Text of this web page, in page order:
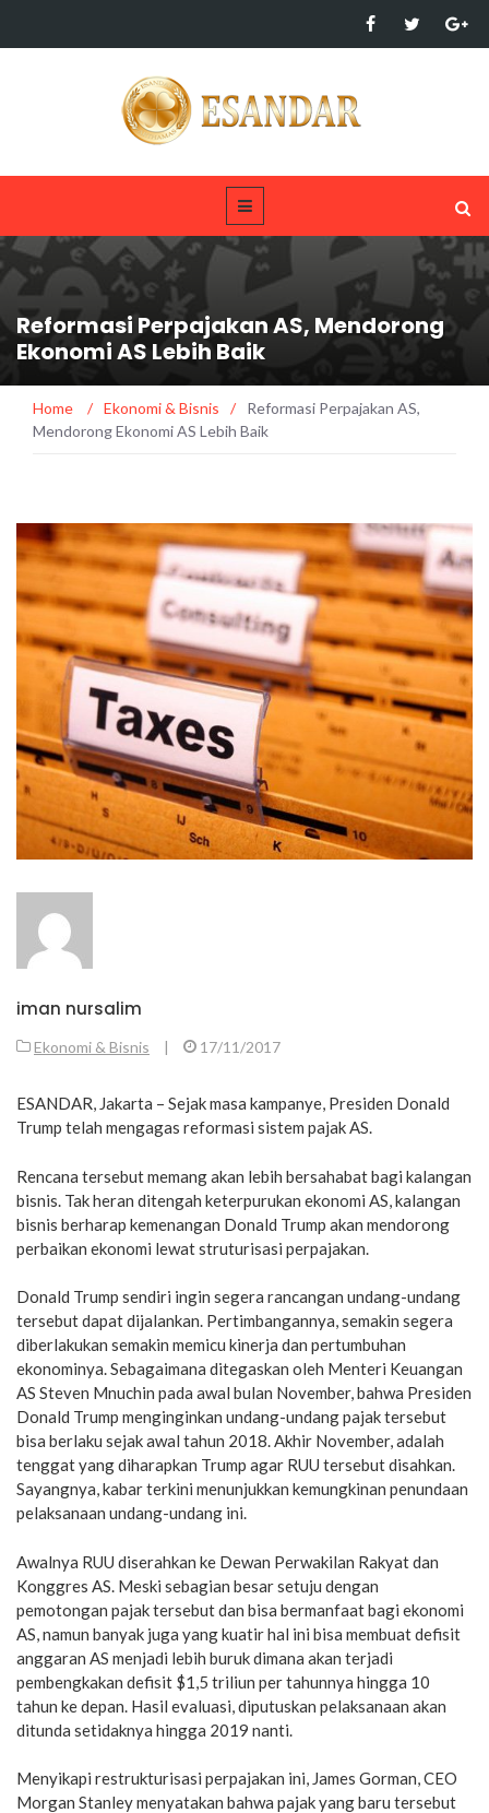
Reformasi Perpajakan AS, Mendorong
Ekonomi AS Lebih Baik
Home / Ekonomi & Bisnis /
Reformasi Perpajakan AS,
Mendorong Ekonomi AS Lebih Baik
iman nursalim
Ekonomi & Bisnis | 17/11/2017
ESANDAR, Jakarta – Sejak masa kampanye, Presiden Donald
Trump telah mengagas reformasi sistem pajak AS.
Rencana tersebut memang akan lebih bersahabat bagi kalangan
bisnis. Tak heran ditengah keterpurukan ekonomi AS, kalangan
bisnis berharap kemenangan Donald Trump akan mendorong
perbaikan ekonomi lewat struturisasi perpajakan.
Donald Trump sendiri ingin segera rancangan undang-undang
tersebut dapat dijalankan. Pertimbangannya, semakin segera
diberlakukan semakin memicu kinerja dan pertumbuhan
ekonominya. Sebagaimana ditegaskan oleh Menteri Keuangan
AS Steven Mnuchin pada awal bulan November, bahwa Presiden
Donald Trump menginginkan undang-undang pajak tersebut
bisa berlaku sejak awal tahun 2018. Akhir November, adalah
tenggat yang diharapkan Trump agar RUU tersebut disahkan.
Sayangnya, kabar terkini menunjukkan kemungkinan penundaan
pelaksanaan undang-undang ini.
Awalnya RUU diserahkan ke Dewan Perwakilan Rakyat dan
Konggres AS. Meski sebagian besar setuju dengan
pemotongan pajak tersebut dan bisa bermanfaat bagi ekonomi
AS, namun banyak juga yang kuatir hal ini bisa membuat defisit
anggaran AS menjadi lebih buruk dimana akan terjadi
pembengkakan defisit $1,5 triliun per tahunnya hingga 10
tahun ke depan. Hasil evaluasi, diputuskan pelaksanaan akan
ditunda setidaknya hingga 2019 nanti.
Menyikapi restrukturisasi perpajakan ini, James Gorman, CEO
Morgan Stanley menyatakan bahwa pajak yang baru tersebut